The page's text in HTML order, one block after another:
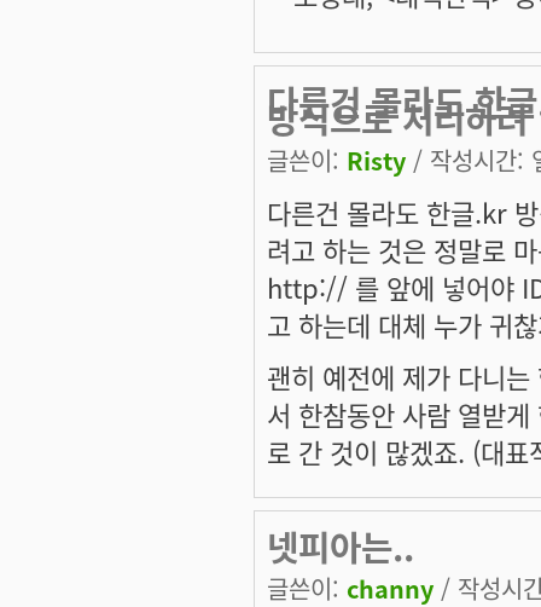
다른건 몰라도 한
방식으로 처리하려
글쓴이: Risty / 작성시간:
다른건 몰라도 한글.kr
려고 하는 것은 정말로
http:// 를 앞에 넣어야
고 하는데 대체 누가 귀
괜히 예전에 제가 다니
서 한참동안 사람 열받
로 간 것이 많겠죠. (대
넷피아는..
글쓴이: channy / 작성시